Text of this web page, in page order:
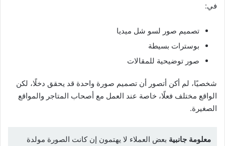
في:
تصميم صور لسو شل ميديا
بوسترات بسيطة
صور توضيحية للمقالات
شخصيًا، لم أكن أتصور أن تصميم صورة واحدة قد يحقق دخلًا، لكن
الواقع مختلف فعلًا، خاصة عند العمل مع أصحاب المتاجر والمواقع
الصغيرة.
معلومة جانبية بعض العملاء لا يهتمون إن كانت الصورة مولدة